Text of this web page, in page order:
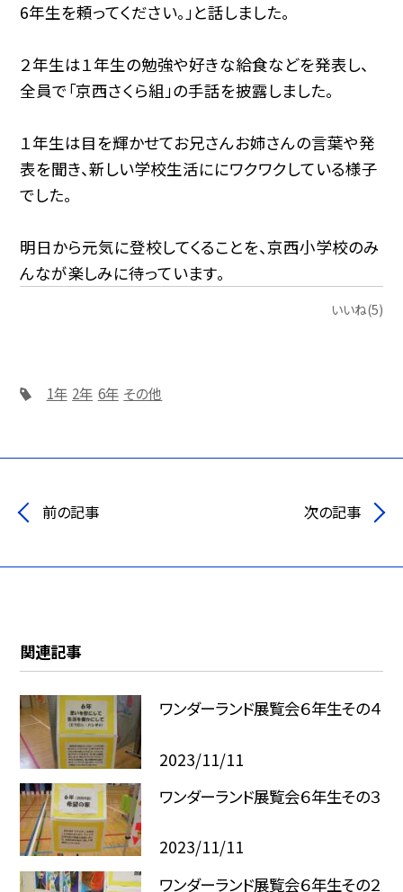
6年生を頼ってください。」と話しました。
２年生は１年生の勉強や好きな給食などを発表し、
全員で「京西さくら組」の手話を披露しました。
１年生は目を輝かせてお兄さんお姉さんの言葉や発
表を聞き、新しい学校生活ににワクワクしている様子
でした。
明日から元気に登校してくることを、京西小学校のみ
んなが楽しみに待っています。
いいね(5)
1年 2年 6年 その他
前の記事 次の記事
関連記事
ワンダーランド展覧会６年生その４
2023/11/11
ワンダーランド展覧会６年生その３
2023/11/11
ワンダーランド展覧会６年生その２